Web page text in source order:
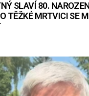
SLAVÍ 80.
TĚŽKÉ MRTVICI SE